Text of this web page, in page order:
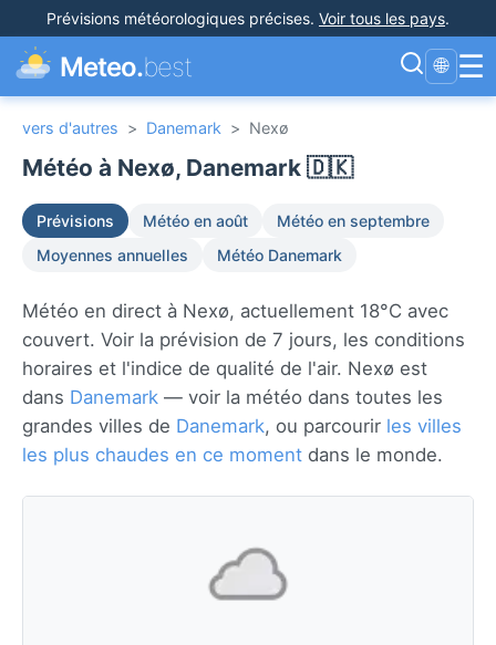
Prévisions météorologiques précises. Voir tous les pays.
Meteo.best 🌐 ☰
vers d'autres > Danemark > Nexø
Météo à Nexø, Danemark 🇩🇰
Prévisions Météo en août
Météo en septembre
Moyennes annuelles
Météo Danemark
Météo en direct à Nexø, actuellement 18°C avec
couvert. Voir la prévision de 7 jours, les conditions
horaires et l'indice de qualité de l'air. Nexø est
dans Danemark — voir la météo dans toutes les
grandes villes de Danemark, ou parcourir les villes
les plus chaudes en ce moment dans le monde.